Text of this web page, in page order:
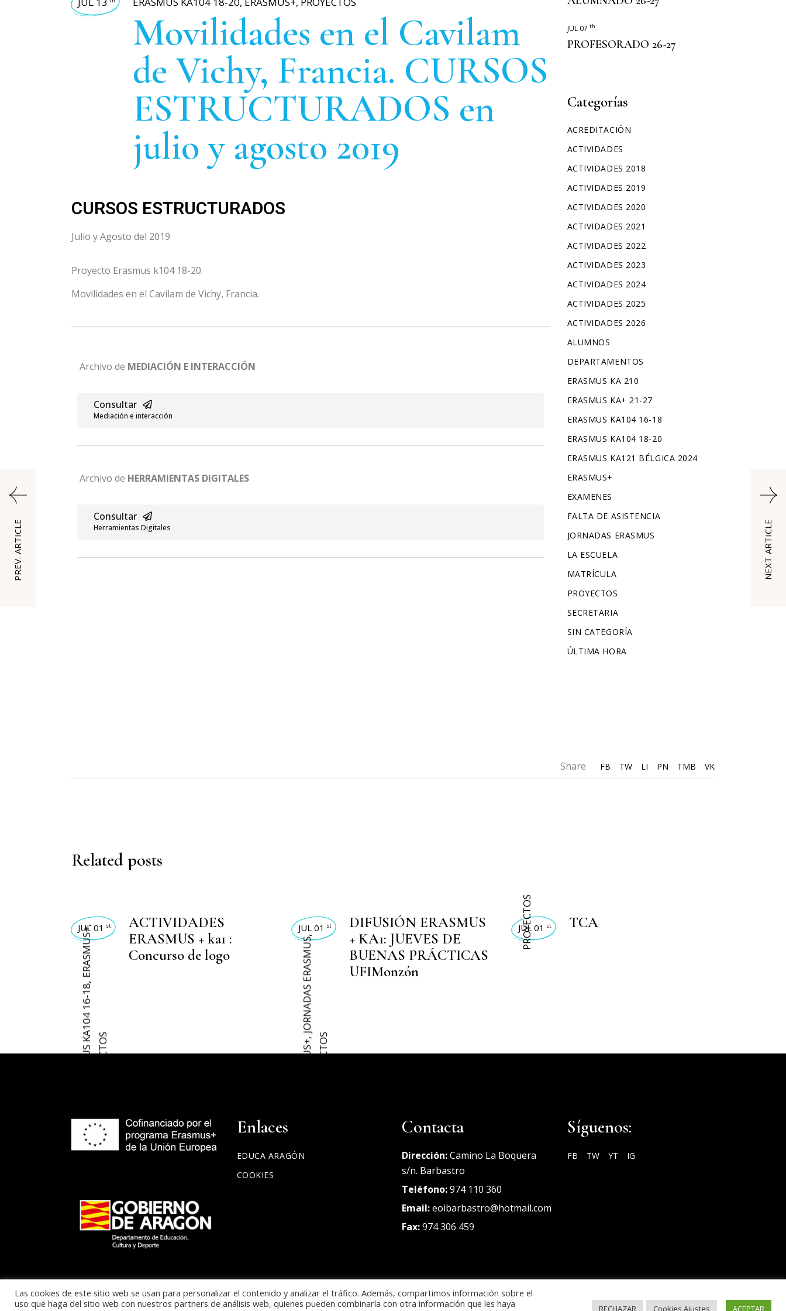
MOVILIDADES ERASMUS
Movilidades en el Cavilam
de Vichy, Francia. CURSOS
ESTRUCTURADOS en
julio y agosto 2019
CURSOS ESTRUCTURADOS
Julio y Agosto del 2019
Proyecto Erasmus k104 18-20.
Movilidades en el Cavilam de Vichy, Francia.
Archivo de MEDIACIÓN E INTERACCIÓN
Consultar
Mediación e interacción
Archivo de HERRAMIENTAS DIGITALES
Consultar
Herramientas Digitales
JUL 07 th
PROFESORADO 26-27
Categorías
ACREDITACIÓN
ACTIVIDADES
ACTIVIDADES 2018
ACTIVIDADES 2019
ACTIVIDADES 2020
ACTIVIDADES 2021
ACTIVIDADES 2022
ACTIVIDADES 2023
ACTIVIDADES 2024
ACTIVIDADES 2025
ACTIVIDADES 2026
ALUMNOS
DEPARTAMENTOS
ERASMUS KA 210
ERASMUS KA+ 21-27
ERASMUS KA104 16-18
ERASMUS KA104 18-20
ERASMUS KA121 BÉLGICA 2024
ERASMUS+
EXAMENES
FALTA DE ASISTENCIA
JORNADAS ERASMUS
LA ESCUELA
MATRÍCULA
PROYECTOS
SECRETARIA
SIN CATEGORÍA
ÚLTIMA HORA
Share FB TW LI PN TMB VK
Related posts
ERASMUS KA104 16-18
,
ERASMUS+
,
PROYECTOS
JUL 01 st
ACTIVIDADES
ERASMUS + ka1 :
Concurso de logo
ERASMUS+
,
JORNADAS ERASMUS
,
PROYECTOS
JUL 01 st
DIFUSIÓN ERASMUS
+ KA1: JUEVES DE
BUENAS PRÁCTICAS
UFIMonzón
PROYECTOS
JUL 01 st TCA
PREV. ARTICLE NEXT ARTICLE
Enlaces
EDUCA ARAGÓN
COOKIES
Contacta
Dirección:Camino La Boquera
s/n. Barbastro
Teléfono:974 110 360
Email:eoibarbastro@hotmail.com
Fax:974 306 459
Síguenos:
FB TW YT IG
Las cookies de este sitio web se usan para personalizar el contenido y analizar el tráfico. Además, compartimos información sobre el
uso que haga del sitio web con nuestros partners de análisis web, quienes pueden combinarla con otra información que les haya
RECHAZAR Cookies Ajustes ACEPTAR